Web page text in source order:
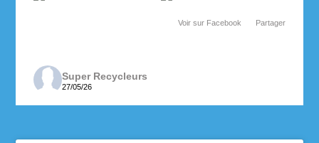
Voir sur Facebook Partager
Super Recycleurs
27/05/26